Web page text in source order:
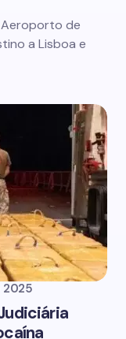
de
a Lisboa e
2025